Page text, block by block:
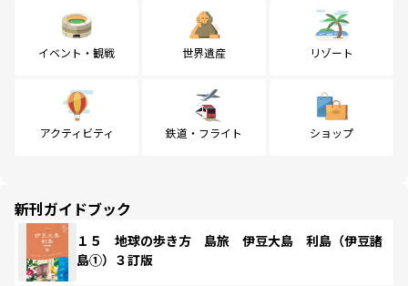
イベント・観戦 世界遺産 リゾート
アクティビティ 鉄道・フライト ショップ
新刊ガイドブック
１５ 地球の歩き方 島旅 伊豆大島 利島（伊豆諸
島①）３訂版